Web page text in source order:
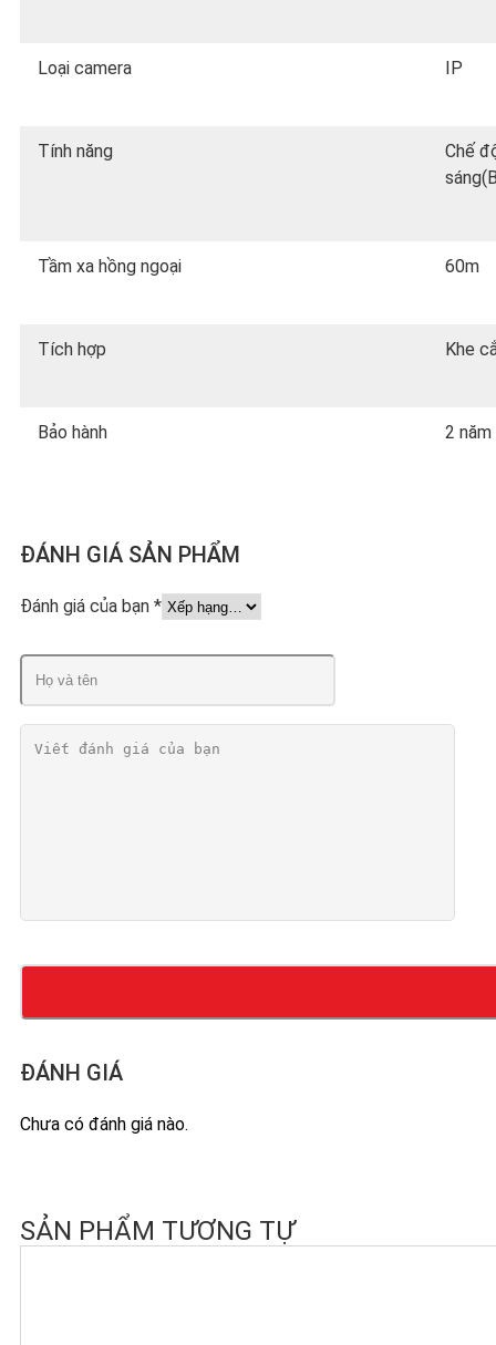
Loại camera IP
Tính năng
Chế
Tầm xa hồng ngoại 60m
Tích hợp Khe
Bảo hành 2 năm
ĐÁNH GIÁ
Chưa có đánh giá nào.
ĐÁNH GIÁ SẢN PHẨM
Đánh giá của bạn *
SẢN PHẨM TƯƠNG TỰ